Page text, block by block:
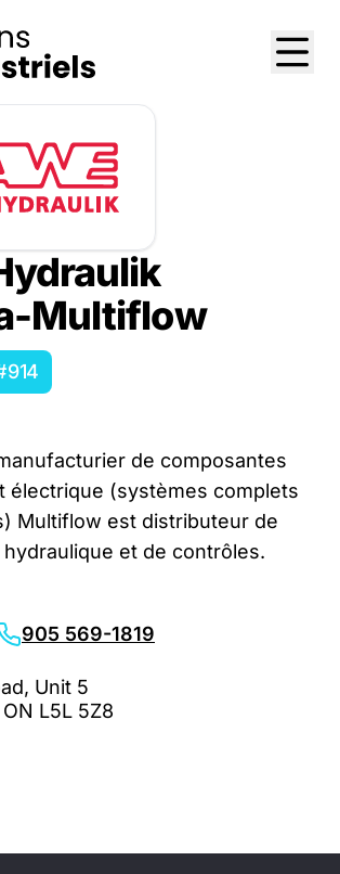
Multiflow
de composantes
électrique (systèmes complets
Multiflow est distributeur de
et de contrôles.
905 569-1819
Unit 5
L5L 5Z8